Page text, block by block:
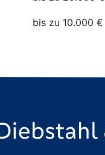
bis zu 10.000 €